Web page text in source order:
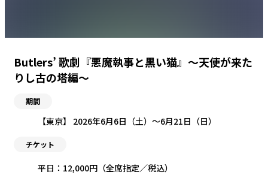
Butlers’ 歌劇『悪魔執事と黒い猫』～天使が来た
りし古の塔編～
期間
【東京】 2026年6月6日（土）〜6月21日（日）
チケット
平日：12,000円（全席指定／税込）